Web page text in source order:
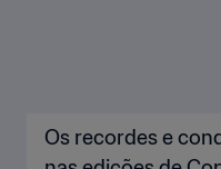
Os recordes e